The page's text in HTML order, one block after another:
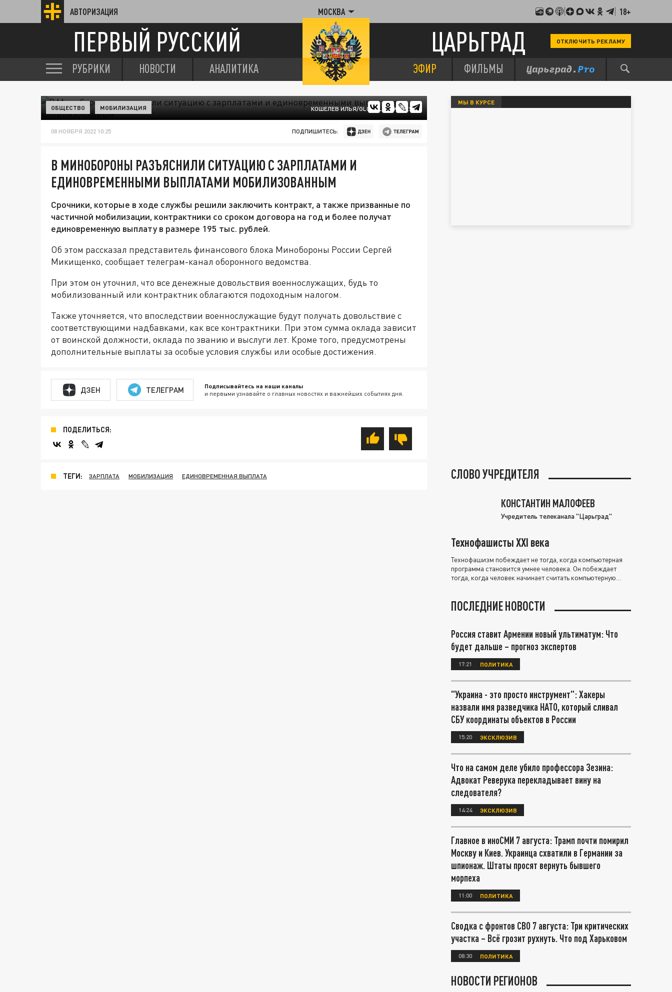
АВТОРИЗАЦИЯ МОСКВА 18+
ПЕРВЫЙ РУССКИЙ ЦАРЬГРАД ОТКЛЮЧИТЬ РЕКЛАМУ
РУБРИКИ НОВОСТИ АНАЛИТИКА ЭФИР ФИЛЬМЫ
КОШЕЛЕВ ИЛЬЯ/GLOBALLOOKPRESS
ОБЩЕСТВО МОБИЛИЗАЦИЯ
08 НОЯБРЯ 2022 10:25 ПОДПИШИТЕСЬ:
В МИНОБОРОНЫ РАЗЪЯСНИЛИ СИТУАЦИЮ С ЗАРПЛАТАМИ И
ЕДИНОВРЕМЕННЫМИ ВЫПЛАТАМИ МОБИЛИЗОВАННЫМ
Срочники, которые в ходе службы решили заключить контракт, а также призванные по
частичной мобилизации, контрактники со сроком договора на год и более получат
единовременную выплату в размере 195 тыс. рублей.
Об этом рассказал представитель финансового блока Минобороны России Сергей
Микищенко, сообщает телеграм-канал оборонного ведомства.
При этом он уточнил, что все денежные довольствия военнослужащих, будь то
мобилизованный или контрактник облагаются подоходным налогом.
Также уточняется, что впоследствии военнослужащие будут получать довольствие с
соответствующими надбавками, как все контрактники. При этом сумма оклада зависит
от воинской должности, оклада по званию и выслуги лет. Кроме того, предусмотрены
дополнительные выплаты за особые условия службы или особые достижения.
ДЗЕН ТЕЛЕГРАМ Подписывайтесь на наши каналы
и первыми узнавайте о главных новостях и важнейших событиях дня.
ПОДЕЛИТЬСЯ:
ТЕГИ: ЗАРПЛАТА МОБИЛИЗАЦИЯ ЕДИНОВРЕМЕННАЯ ВЫПЛАТА
МЫ В КУРСЕ
СЛОВО УЧРЕДИТЕЛЯ
КОНСТАНТИН МАЛОФЕЕВ
Учредитель телеканала "Царьград"
Технофашисты XXI века
Технофашизм побеждает не тогда, когда компьютерная
программа становится умнее человека. Он побеждает
тогда, когда человек начинает считать компьютерную
ПОСЛЕДНИЕ НОВОСТИ
Россия ставит Армении новый ультиматум: Что
будет дальше – прогноз экспертов
17:21 ПОЛИТИКА
"Украина - это просто инструмент": Хакеры
назвали имя разведчика НАТО, который сливал
СБУ координаты объектов в России
15:20 ЭКСКЛЮЗИВ
Что на самом деле убило профессора Зезина:
Адвокат Реверука перекладывает вину на
следователя?
14:24 ЭКСКЛЮЗИВ
Главное в иноСМИ 7 августа: Трамп почти помирил
Москву и Киев. Украинца схватили в Германии за
шпионаж. Штаты просят вернуть бывшего
морпеха
11:00 ПОЛИТИКА
Сводка с фронтов СВО 7 августа: Три критических
участка – Всё грозит рухнуть. Что под Харьковом
08:30 ПОЛИТИКА
НОВОСТИ РЕГИОНОВ